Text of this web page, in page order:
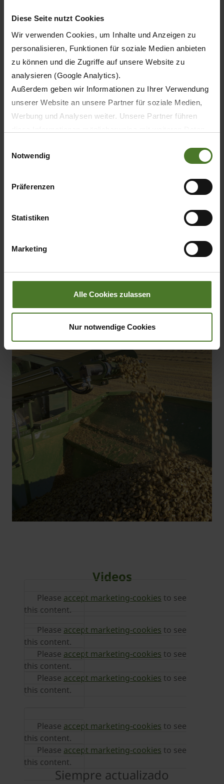
Diese Seite nutzt Cookies
Wir verwenden Cookies, um Inhalte und Anzeigen zu
personalisieren, Funktionen für soziale Medien anbieten
zu können und die Zugriffe auf unsere Website zu
analysieren (Google Analytics).
Außerdem geben wir Informationen zu Ihrer Verwendung
unserer Website an unsere Partner für soziale Medien,
Werbung und Analysen weiter. Unsere Partner führen
sie im Rahmen Ihrer Nutzung der Dienste gesammelt
Wir setzen im Rahmen des Trackings auch Dienstleister
in Drittländern außerhalb der EU mit abweichenden
Datenschutzbestimmungen ein, wodurch das Risiko von
behördlichen Zugriffen bzw. von Kontrollverlust bzgl.
Datenschutzhinweise
Notwendig
Präferenzen
Statistiken
Marketing
Alle Cookies zulassen
Nur notwendige Cookies
Premos 5000
Videos
Please accept marketing-cookies to see
this content.
Please accept marketing-cookies to see
this content.
Please accept marketing-cookies to see
this content.
Please accept marketing-cookies to see
this content.
Please accept marketing-cookies to see
this content.
Please accept marketing-cookies to see
this content.
Siempre actualizado